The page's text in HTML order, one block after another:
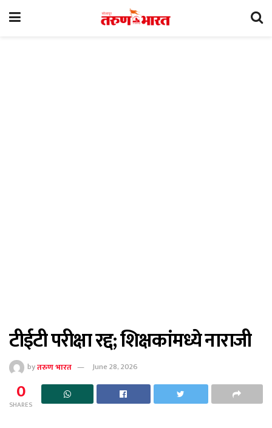
टीईटी परीक्षा रद्द; शिक्षकांमध्ये नाराजी
byतरुण भारत June 28, 2026
0
SHARES